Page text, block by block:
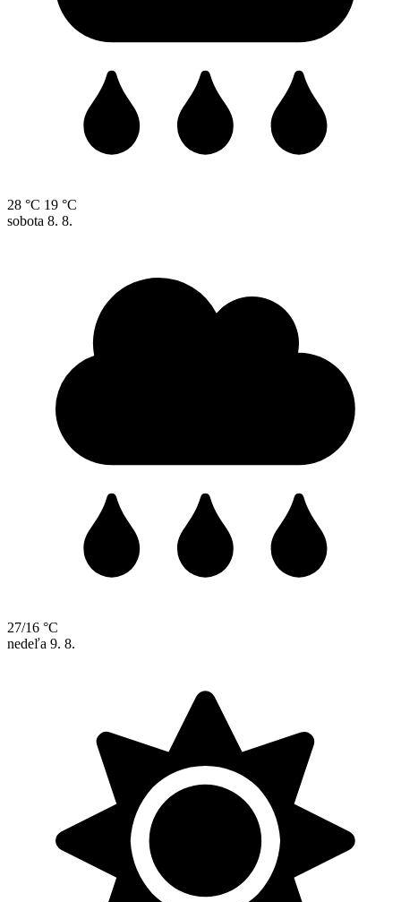
28 °C 19 °C
sobota 8. 8.
27/16 °C
nedeľa 9. 8.